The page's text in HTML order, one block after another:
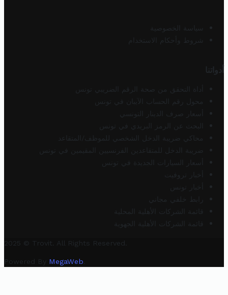
سياسة الخصوصية
شروط وأحكام الاستخدام
أدواتنا
أداة التحقق من صحة الرقم الضريبي تونس
محول رقم الحساب الآيبان في تونس
أسعار صرف الدينار التونسي
البحث عن الرمز البريدي في تونس
محاكي ضريبة الدخل الشخصي للموظف/المتقاعد
ضريبة الدخل للمتقاعدين الفرنسيين المقيمين في تونس
أسعار السيارات الجديدة في تونس
أخبار تروفيت
أخبار تونس
رابط خلفي مجاني
قائمة الشركات الأهلية المحلية
قائمة الشركات الأهلية الجهوية
2025 © Trovit. All Rights Reserved.
Powered By MegaWeb